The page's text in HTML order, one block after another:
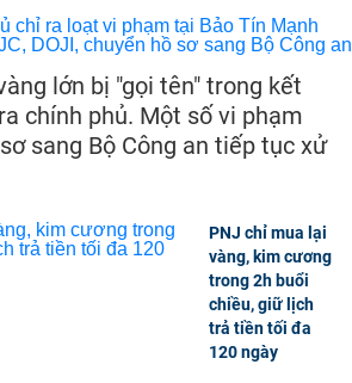
lớn bị "gọi tên" trong kết
chính phủ. Một số vi phạm
sang Bộ Công an tiếp tục xử
PNJ chỉ mua lại
vàng, kim cương
trong 2h buổi
chiều, giữ lịch
trả tiền tối đa
120 ngày